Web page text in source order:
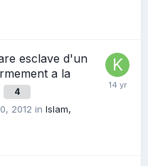
esclave d'un
a la
4
2012 in Islam,